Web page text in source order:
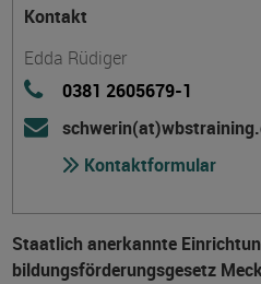
Kontakt
Edda Rüdiger
0381 2605679-1
Kontaktformular
Staatlich anerkannte
bildungs­förderungs­gesetz